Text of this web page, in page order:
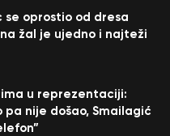
oprostio od dresa
žal je ujedno i najteži
u reprezentaciji:
pa nije došao, Smailagić